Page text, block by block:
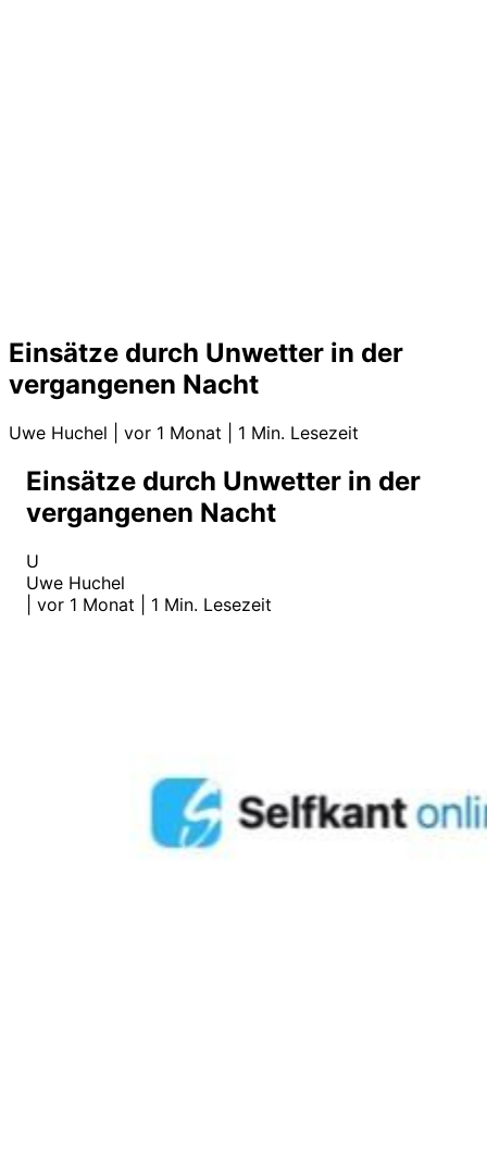
Einsätze durch Unwetter in der
vergangenen Nacht
Uwe Huchel vor 1 Monat 1 Min. Lesezeit
Einsätze durch Unwetter in der
vergangenen Nacht
U
Uwe Huchel
vor 1 Monat 1 Min. Lesezeit